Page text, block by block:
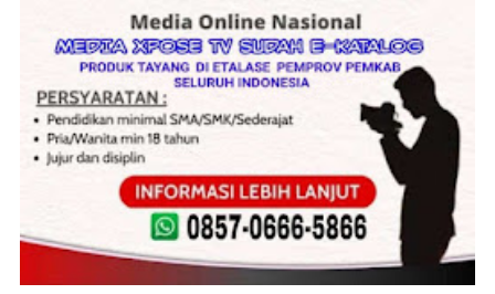
kebijakan ini dianggap sebagai long weekend.
Adanya efisiensi ini tidak boleh mengurangi
produktivitas kerja. Pelayanan kepada
masyarakat harus tetap 100 persen,” tegasnya.
Pada kesempatan tersebut jumlah PNS yang
diambil sumpah janjinya pada pagi ini sebanyak
509 orang. Dengan rincian 501 orang formasi
CPNS tahun 2024, 1 orang lulusan PKN STAN, 2
orang lulusan IPDN, dan 5 orang lulusan STTD.
Melalui pelantikan ini, diharapkan mampu
memberikan dampak positif terhadap
peningkatan kualitas pelayanan kepada